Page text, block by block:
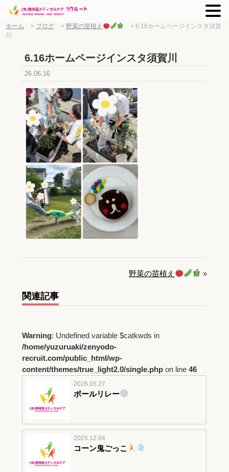
ホーム > ブログ > 野菜の苗植え >6.16ホームページインスタ須賀
川
6.16ホームページインスタ須賀川
26.06.16
野菜の苗植え »
関連記事
Warning: Undefined variable $catkwds in
/home/yuzuruaki/zenyodo-
recruit.com/public_html/wp-
content/themes/true_light2.0/single.phpon line 46
2026.05.27
ボールリレー
2025.12.04
コーン鬼ごっこ